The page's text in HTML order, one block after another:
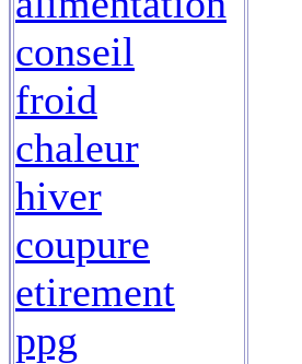
conseil
froid
chaleur
hiver
coupure
etirement
ppg